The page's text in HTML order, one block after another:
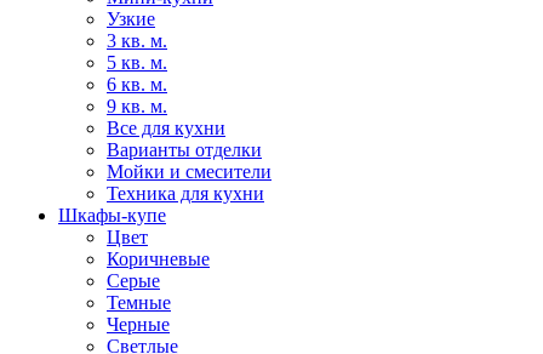
Узкие
3 кв. м.
5 кв. м.
6 кв. м.
9 кв. м.
Все для кухни
Варианты отделки
Мойки и смесители
Техника для кухни
Шкафы-купе
Цвет
Коричневые
Серые
Темные
Черные
Светлые